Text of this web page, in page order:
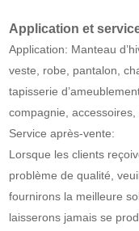
Application et
Application: Manteau
veste, robe, pantalon,
tapisserie
compagnie, accessoires,
Service après-vente:
Lorsque les clients
problème de qualité,
fournirons la meilleure
laisserons jamais se